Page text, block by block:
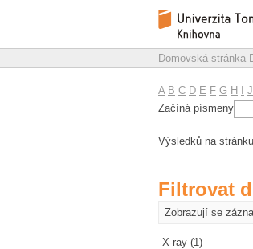
Filtrovat
Repozitář
Domovská stránka
A B C D E F G H J
Začíná písmeny
Výsledků na
Filtrovat
Zobrazují se
X-ray (1)